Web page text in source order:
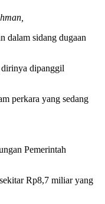
dalam sidang dugaan
dipanggil
perkara yang sedang
Pemerintah
Rp8,7 miliar yang